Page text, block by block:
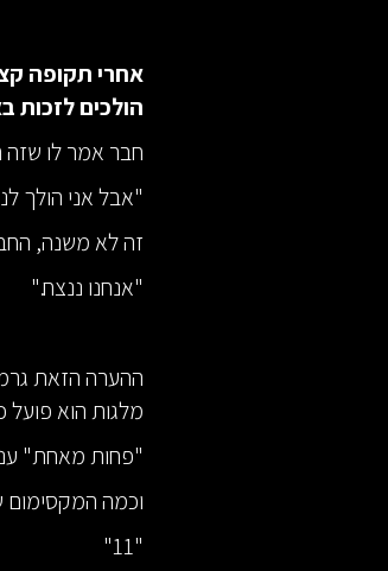
הולכים לזכות
חבר אמר לו שזה
"אבל אני הולך
זה לא משנה,
"אנחנו ננצח."
ההערה הזאת
מלגות הוא פועל
"פחות מאחת"
וכמה
"11"